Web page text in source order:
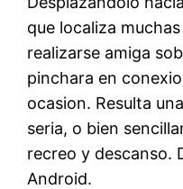
que localiza
realizarse amiga
pinchara en
ocasion. Resulta
seria, o bien
recreo y descanso.
Android.